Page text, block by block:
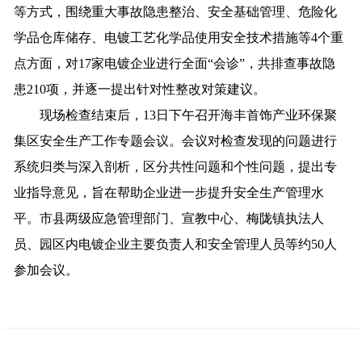
等方式，围绕重大事故隐患整治、安全基础管理、危险化
学品仓库储存、电镀工艺化学品使用安全技术措施等4个重
点方面，对17家电镀企业进行全面“会诊”，共排查事故隐
患210项，并逐一提出针对性整改对策建议。
现场检查结束后，13日下午召开海丰首饰产业环保聚
集区安全生产工作专题会议。会议对检查发现的问题进行
系统归类与深入剖析，区分共性问题和个性问题，提出专
业指导意见，旨在帮助企业进一步提升安全生产管理水
平。市县两级应急管理部门、宣教中心、梅陇镇执法人
员、园区内电镀企业主要负责人和安全管理人员等约50人
参加会议。